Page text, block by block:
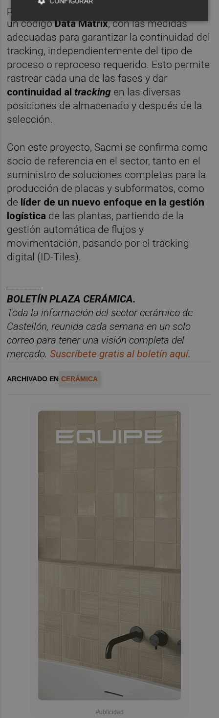
placa a la salida de la línea es marcada con
un códigoData Matrix, con las medidas
adecuadas para garantizar la continuidad del
tracking, independientemente del tipo de
proceso o reproceso requerido. Esto permite
rastrear cada una de las fases y dar
continuidad altracking en las diversas
posiciones de almacenado y después de la
selección.
Con este proyecto, Sacmi se confirma como
socio de referencia en el sector, tanto en el
suministro de soluciones completas para la
producción de placas y subformatos, como
de líder de un nuevo enfoque en la gestión
logística de las plantas, partiendo de la
gestión automática de flujos y
movimentación, pasando por el tracking
digital (ID-Tiles).
BOLETÍN PLAZA CERÁMICA.
Toda la información del sector cerámico de
Castellón, reunida cada semana en un solo
correo para tener una visión completa del
mercado. Suscríbete gratis al boletín aquí.
ARCHIVADO EN CERÁMICA